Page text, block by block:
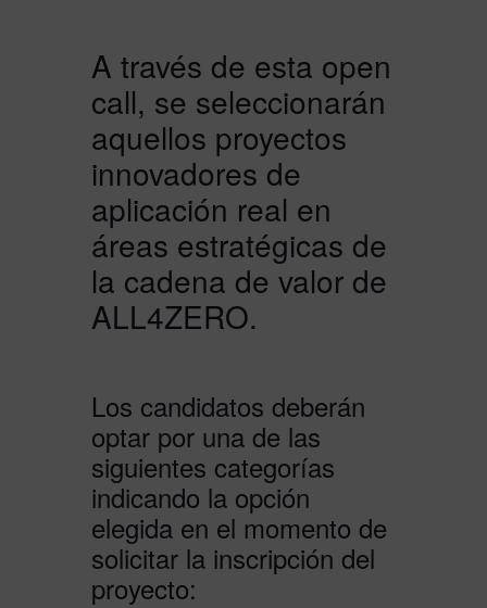
A través de esta open
call, se seleccionarán
aquellos proyectos
innovadores de
aplicación real en
áreas estratégicas de
la cadena de valor de
ALL4ZERO.
Los candidatos deberán
optar por una de las
siguientes categorías
indicando la opción
elegida en el momento de
solicitar la inscripción del
proyecto: